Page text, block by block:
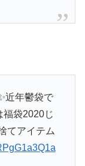
近年鬱袋で
福袋2020じ
てアイテム